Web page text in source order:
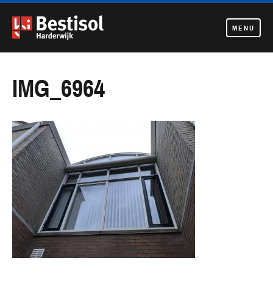
Navigatie
MENU
IMG_6964